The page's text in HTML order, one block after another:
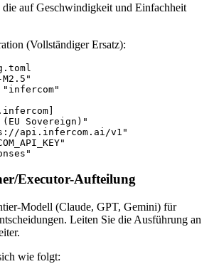
die auf Geschwindigkeit und Einfachheit
(Vollständiger Ersatz):
"infercom"
Sovereign)"
api.infercom.ai/v1"
Executor-Aufteilung
Modell (Claude, GPT, Gemini) für
Leiten Sie die Ausführung an
wie folgt: